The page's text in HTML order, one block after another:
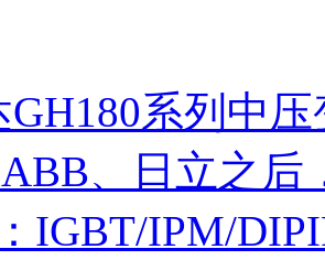
GH180系列中
、日立之后
IGBT/IPM/